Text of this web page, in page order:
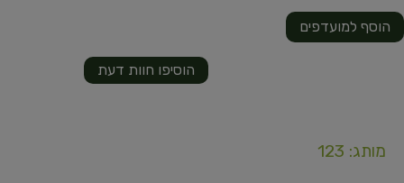
הוסיפו חוות דעת
הוסף למועדפים
מותג: 123